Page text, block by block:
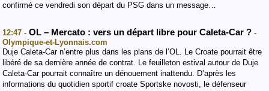
confirmé ce vendredi son départ du PSG dans un message…
12:47 - OL – Mercato : vers un départ libre pour Caleta-Car ? -
Olympique-et-Lyonnais.com
Duje Caleta-Car n’entre plus dans les plans de l’OL. Le Croate pourrait être
libéré de sa dernière année de contrat. Le feuilleton estival autour de Duje
Caleta-Car pourrait connaître un dénouement inattendu. D’après les
informations du quotidien sportif croate Sportske novosti, le défenseur